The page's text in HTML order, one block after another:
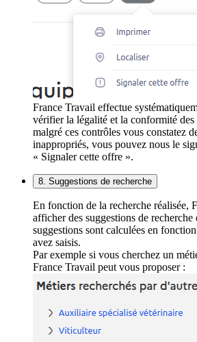
France Travail effectue
vérifier la légalité et la conformité
malgré ces contrôles vous constatez
inappropriés, vous pouvez nous le
« Signaler cette offre ».
8. Suggestions de recherche
En fonction de la recherche réalisée,
afficher des suggestions de recherche
suggestions sont calculées en
avez saisis.
Par exemple si vous cherchez un
France Travail peut vous proposer :